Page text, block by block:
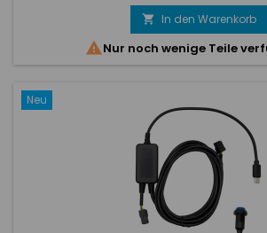
 In den Warenkorb
Nur noch wenige Teile
Neu